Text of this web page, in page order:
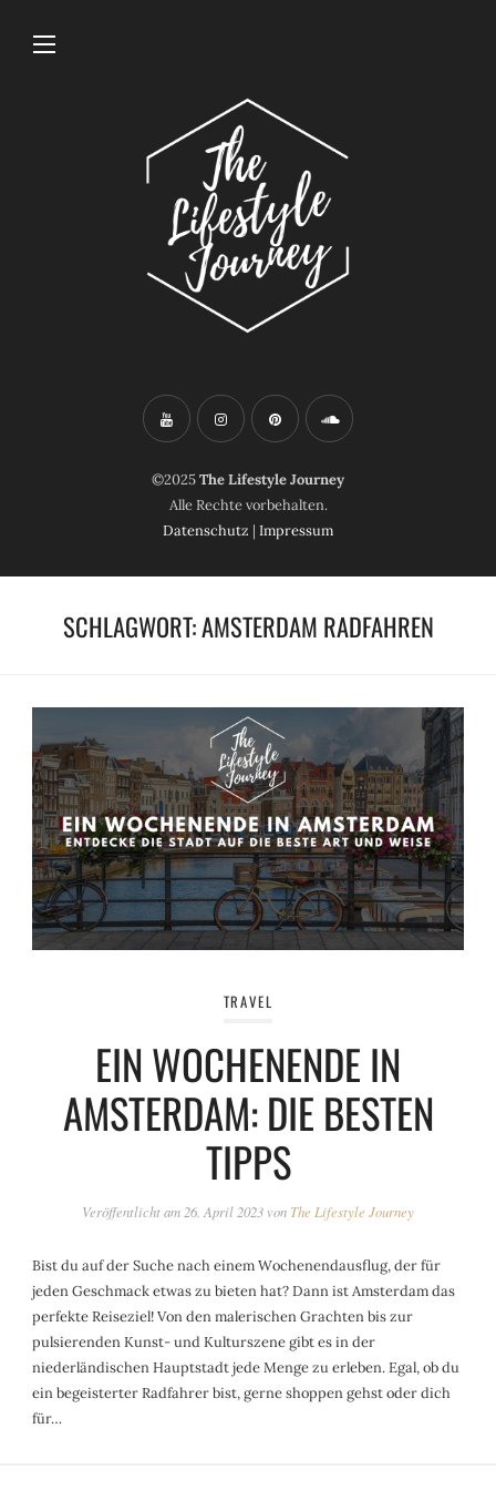
©2025The Lifestyle Journey
Alle Rechte vorbehalten.
Datenschutz | Impressum
SCHLAGWORT:AMSTERDAM RADFAHREN
TRAVEL
EIN WOCHENENDE IN
AMSTERDAM: DIE BESTEN
TIPPS
Veröffentlicht am 26. April 2023 von The Lifestyle Journey
Bist du auf der Suche nach einem Wochenendausflug, der für
jeden Geschmack etwas zu bieten hat? Dann ist Amsterdam das
perfekte Reiseziel! Von den malerischen Grachten bis zur
pulsierenden Kunst- und Kulturszene gibt es in der
niederländischen Hauptstadt jede Menge zu erleben. Egal, ob du
ein begeisterter Radfahrer bist, gerne shoppen gehst oder dich
für…